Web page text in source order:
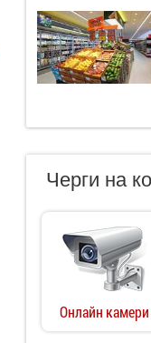
Черги на
Онлайн камери